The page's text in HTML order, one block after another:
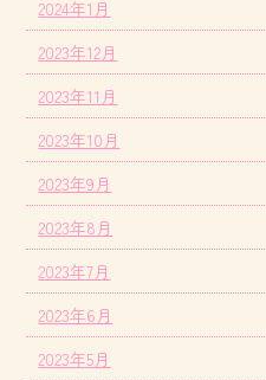
2024年1月
2023年12月
2023年11月
2023年10月
2023年9月
2023年8月
2023年7月
2023年6月
2023年5月